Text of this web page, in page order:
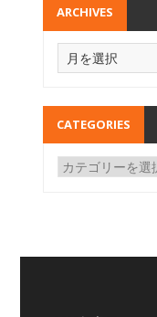
ARCHIVES
CATEGORIES